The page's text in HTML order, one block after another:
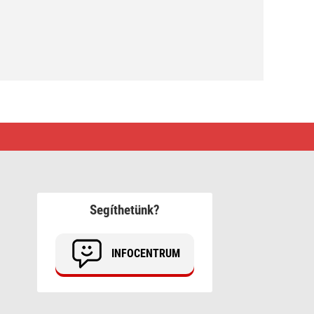
Segíthetünk?
INFOCENTRUM